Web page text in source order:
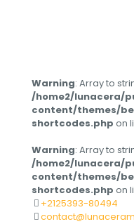
Warning: Array to
/home2/lunacera/
content/themes/
shortcodes.php on
Warning: Array to
/home2/lunacera/
content/themes/
shortcodes.php on
+2125393-80494